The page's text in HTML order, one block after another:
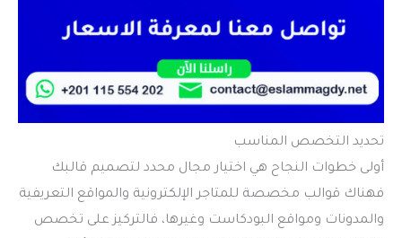
تحديد التخصص المناسب
أولى خطوات النجاح هي اختيار مجال محدد لتصميم قالبك
فهناك قوالب مخصصة للمتاجر الإلكترونية والمواقع التعريفية
والمدونات ومواقع البودكاست وغيرها، فالتركيز على تخصص